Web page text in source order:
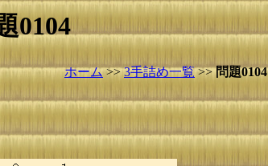
0104
ホーム>>3手詰め一覧>>問題0104